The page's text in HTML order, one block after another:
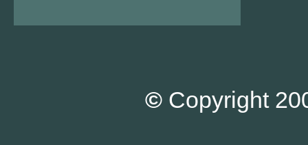
© Copyright